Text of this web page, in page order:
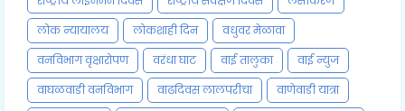
लोक न्यायालय
लोकशाही दिन
वधुवर मेळावा
वनविभाग वृक्षारोपण
वरंधा घाट वाई तालुका
वाई न्युज
वाघळवाडी वनविभाग
वाढदिवस लालपरीचा
वाणेवाडी यात्रा